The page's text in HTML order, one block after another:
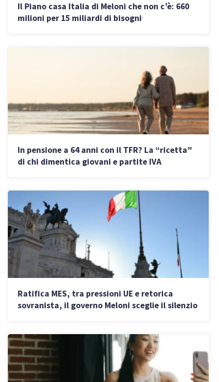
Il Piano casa Italia di Meloni che non c’è: 660
milioni per 15 miliardi di bisogni
In pensione a 64 anni con il TFR? La “ricetta”
di chi dimentica giovani e partite IVA
Ratifica MES, tra pressioni UE e retorica
sovranista, il governo Meloni sceglie il silenzio